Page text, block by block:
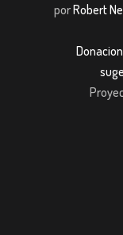
porRobert